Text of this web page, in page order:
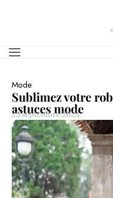
Mode
Sublimez votre
astuces mode
23 septembre 2023